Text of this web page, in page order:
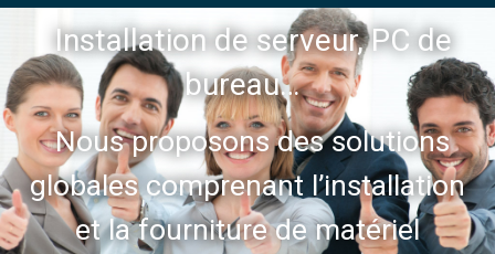
Nous contacter
Installation de serveur, PC de
bureau…
Nous proposons des solutions
globales comprenant l’installation
et la fourniture de matériel